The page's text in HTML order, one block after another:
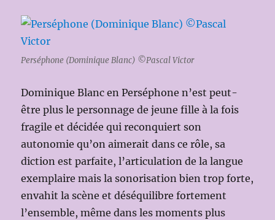
Perséphone (Dominique Blanc) ©Pascal Victor
Dominique Blanc en Perséphone n’est peut-
être plus le personnage de jeune fille à la fois
fragile et décidée qui reconquiert son
autonomie qu’on aimerait dans ce rôle, sa
diction est parfaite, l’articulation de la langue
exemplaire mais la sonorisation bien trop forte,
envahit la scène et déséquilibre fortement
l’ensemble, même dans les moments plus